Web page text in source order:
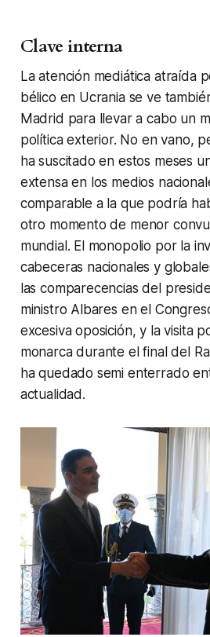
Clave interna
La atención mediática atraída
bélico en Ucrania se ve
Madrid para llevar a cabo un
política exterior. No en vano,
ha suscitado en estos meses
extensa en los medios
comparable a la que podría
otro momento de menor
mundial. El monopolio por la
cabeceras nacionales y
las comparecencias del
ministro Albares en el
excesiva oposición, y la visita
monarca durante el final del
ha quedado semi enterrado
actualidad.